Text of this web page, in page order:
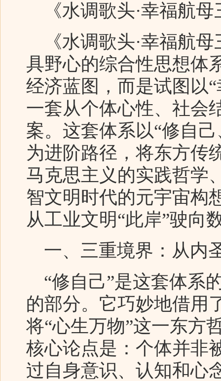
《水调歌头·幸福航母
《水调歌头·幸福航母
具野心的综合性思想体
经济蓝图，而是试图以
一套从个体心性、社会
案。这套体系以“修自
为进阶路径，将东方传
马克思主义的实践哲学
智文明时代的元宇宙构
从工业文明“此岸”驶向
一、三重境界：从内
“修自己”是这套体系
的部分。它巧妙地借用
将“心生万物”这一东方
核心论点是：个体并非
过自身意识、认知和心